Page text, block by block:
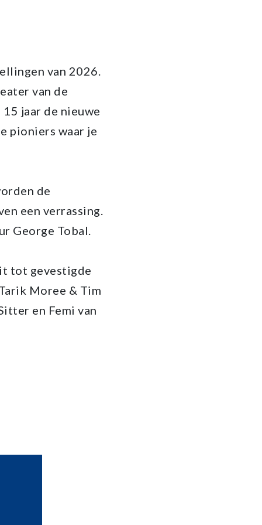
van 2026.
van de
jaar de nieuwe
pioniers waar je
de
een verrassing.
George Tobal.
tot gevestigde
Moree & Tim
en Femi van